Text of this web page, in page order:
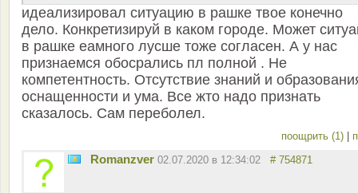
идеализировал ситуацию в рашке твое конечно
дело. Конкретизируй в каком городе. Может
в рашке еамного лусше тоже согласен. А у нас
признаемся обосрались пл полной . Не
компетентность. Отсутствие знаний и
оснащенности и ума. Все жто надо признать
сказалось. Сам переболел.
поощрить (1) |
Romanzver 02.07.2020 в 12:34:02 # 754871